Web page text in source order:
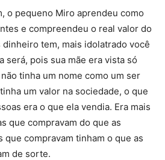
o pequeno Miro aprendeu como
e compreendeu o real valor do
tem, mais idolatrado você
será, pois sua mãe era vista só
tinha um nome como um ser
um valor na sociedade, o que
era o que ela vendia. Era mais
que compravam do que as
que compravam tinham o que as
de sorte.